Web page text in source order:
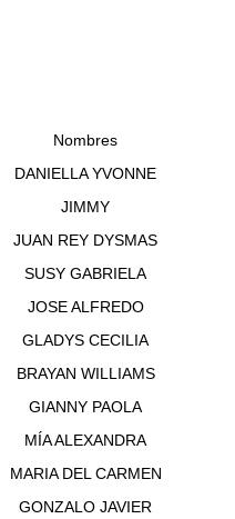
Nombres
DANIELLA YVONNE
JIMMY
JUAN REY DYSMAS
SUSY GABRIELA
JOSE ALFREDO
GLADYS CECILIA
BRAYAN WILLIAMS
GIANNY PAOLA
MÍA ALEXANDRA
MARIA DEL CARMEN
GONZALO JAVIER